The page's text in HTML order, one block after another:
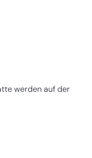
werden auf der